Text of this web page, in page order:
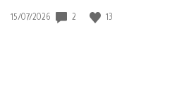
Fecha
15/07/2026 2 13